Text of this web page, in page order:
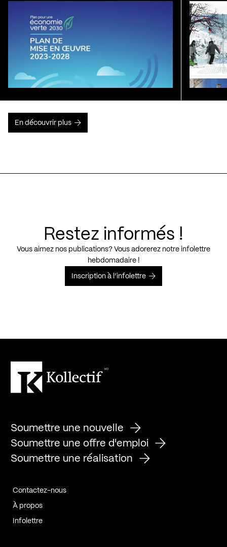
En découvrir plus
Restez informés !
Vous aimez nos publications? Vous adorerez notre infolettre
hebdomadaire !
Inscription à l’infolettre
Soumettre une nouvelle
Soumettre une offre d'emploi
Soumettre une réalisation
Contactez-nous
À propos
Infolettre